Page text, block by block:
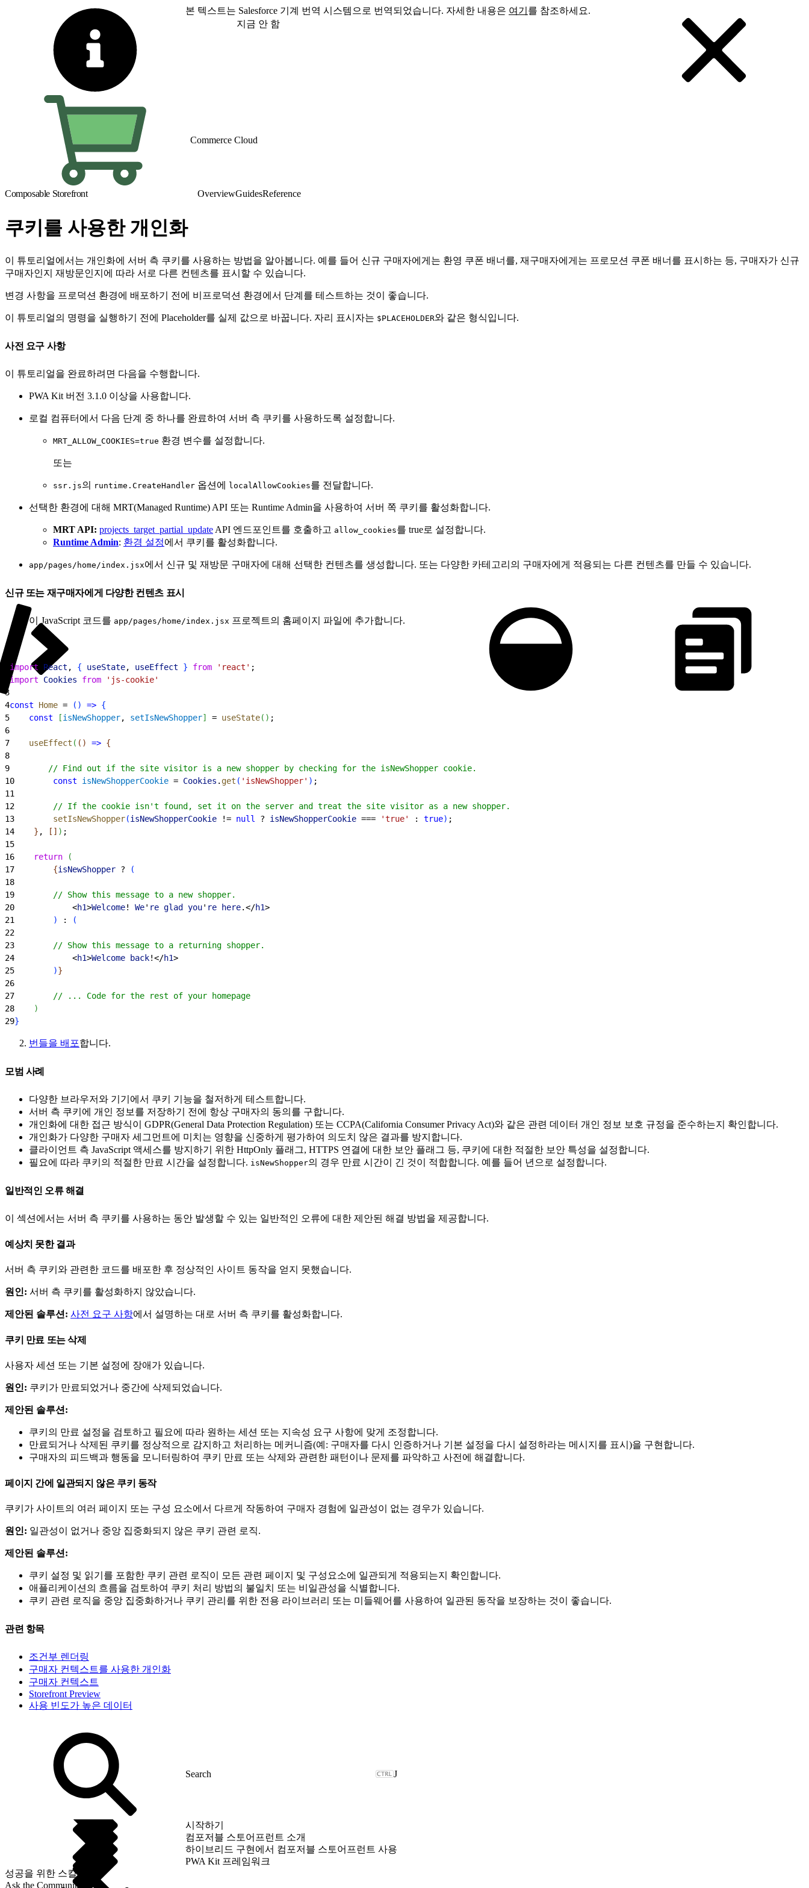
본 텍스트는 Salesforce 기계 번역 시스템으로 번역되었습니다. 자세한 내용은 여기 를 참조하세요.
지금 안 함
Commerce Cloud
Composable Storefront OverviewGuidesReference
쿠키를 사용한 개인화
이 튜토리얼에서는 개인화에 서버 측 쿠키를 사용하는 방법을 알아봅니다. 예를 들어 신규 구매자에게는 환영 쿠폰 배너를, 재구매자에게는 프로모션 쿠폰 배너를 표시하는 등, 구매자가 신규
구매자인지 재방문인지에 따라 서로 다른 컨텐츠를 표시할 수 있습니다.
변경 사항을 프로덕션 환경에 배포하기 전에 비프로덕션 환경에서 단계를 테스트하는 것이 좋습니다.
이 튜토리얼의 명령을 실행하기 전에 Placeholder를 실제 값으로 바꿉니다. 자리 표시자는 $PLACEHOLDER와 같은 형식입니다.
사전 요구 사항
이 튜토리얼을 완료하려면 다음을 수행합니다.
PWA Kit 버전 3.1.0 이상을 사용합니다.
로컬 컴퓨터에서 다음 단계 중 하나를 완료하여 서버 측 쿠키를 사용하도록 설정합니다.
MRT_ALLOW_COOKIES=true 환경 변수를 설정합니다.
또는
ssr.js의 runtime.CreateHandler 옵션에 localAllowCookies를 전달합니다.
선택한 환경에 대해 MRT(Managed Runtime) API 또는 Runtime Admin을 사용하여 서버 쪽 쿠키를 활성화합니다.
MRT API: projects_target_partial_update API 엔드포인트를 호출하고 allow_cookies를 true로 설정합니다.
Runtime Admin: 환경 설정에서 쿠키를 활성화합니다.
app/pages/home/index.jsx에서 신규 및 재방문 구매자에 대해 선택한 컨텐츠를 생성합니다. 또는 다양한 카테고리의 구매자에게 적용되는 다른 컨텐츠를 만들 수 있습니다.
신규 또는 재구매자에게 다양한 컨텐츠 표시
이 JavaScript 코드를 app/pages/home/index.jsx 프로젝트의 홈페이지 파일에 추가합니다.
import React , { useState, useEffect } from 'react' ;
import Cookies from 'js-cookie'
3
4const Home = ( ) => {
5
    const
[isNewShopper, setIsNewShopper] = useState( ) ;
6
7
    useEffect
( ( ) => {
8
9
        // Find out if the site visitor is a new shopper by checking for the isNewShopper cookie.
10
        const
isNewShopperCookie = Cookies . get ( 'isNewShopper' ) ;
11
12
        // If the cookie isn't found, set it on the server and treat the site visitor as a new shopper.
13
        setIsNewShopper
(isNewShopperCookie != null ? isNewShopperCookie === 'true' : true) ;
14
} , [ ] ) ;
15
16
    return
(
17
{isNewShopper ?
(
18
19
        // Show this message to a new shopper.
20
<h1>Welcome! We' re glad you' re here.</h1>
21
) :
(
22
23
        // Show this message to a returning shopper.
24
<h1>Welcome back!</h1>
25
)}
26
27
        // ... Code for the rest of your homepage
28
)
29}
번들을 배포합니다.
모범 사례
다양한 브라우저와 기기에서 쿠키 기능을 철저하게 테스트합니다.
서버 측 쿠키에 개인 정보를 저장하기 전에 항상 구매자의 동의를 구합니다.
개인화에 대한 접근 방식이 GDPR(General Data Protection Regulation) 또는 CCPA(California Consumer Privacy Act)와 같은 관련 데이터 개인 정보 보호 규정을 준수하는지 확인합니다.
개인화가 다양한 구매자 세그먼트에 미치는 영향을 신중하게 평가하여 의도치 않은 결과를 방지합니다.
클라이언트 측 JavaScript 액세스를 방지하기 위한 HttpOnly 플래그, HTTPS 연결에 대한 보안 플래그 등, 쿠키에 대한 적절한 보안 특성을 설정합니다.
필요에 따라 쿠키의 적절한 만료 시간을 설정합니다. isNewShopper의 경우 만료 시간이 긴 것이 적합합니다. 예를 들어 년으로 설정합니다.
일반적인 오류 해결
이 섹션에서는 서버 측 쿠키를 사용하는 동안 발생할 수 있는 일반적인 오류에 대한 제안된 해결 방법을 제공합니다.
예상치 못한 결과
서버 측 쿠키와 관련한 코드를 배포한 후 정상적인 사이트 동작을 얻지 못했습니다.
원인: 서버 측 쿠키를 활성화하지 않았습니다.
제안된 솔루션: 사전 요구 사항에서 설명하는 대로 서버 측 쿠키를 활성화합니다.
쿠키 만료 또는 삭제
사용자 세션 또는 기본 설정에 장애가 있습니다.
원인: 쿠키가 만료되었거나 중간에 삭제되었습니다.
제안된 솔루션:
쿠키의 만료 설정을 검토하고 필요에 따라 원하는 세션 또는 지속성 요구 사항에 맞게 조정합니다.
만료되거나 삭제된 쿠키를 정상적으로 감지하고 처리하는 메커니즘(예: 구매자를 다시 인증하거나 기본 설정을 다시 설정하라는 메시지를 표시)을 구현합니다.
구매자의 피드백과 행동을 모니터링하여 쿠키 만료 또는 삭제와 관련한 패턴이나 문제를 파악하고 사전에 해결합니다.
페이지 간에 일관되지 않은 쿠키 동작
쿠키가 사이트의 여러 페이지 또는 구성 요소에서 다르게 작동하여 구매자 경험에 일관성이 없는 경우가 있습니다.
원인: 일관성이 없거나 중앙 집중화되지 않은 쿠키 관련 로직.
제안된 솔루션:
쿠키 설정 및 읽기를 포함한 쿠키 관련 로직이 모든 관련 페이지 및 구성요소에 일관되게 적용되는지 확인합니다.
애플리케이션의 흐름을 검토하여 쿠키 처리 방법의 불일치 또는 비일관성을 식별합니다.
쿠키 관련 로직을 중앙 집중화하거나 쿠키 관리를 위한 전용 라이브러리 또는 미들웨어를 사용하여 일관된 동작을 보장하는 것이 좋습니다.
관련 항목
조건부 렌더링
구매자 컨텍스트를 사용한 개인화
구매자 컨텍스트
Storefront Preview
사용 빈도가 높은 데이터
J
시작하기
컴포저블 스토어프런트 소개
하이브리드 구현에서 컴포저블 스토어프런트 사용
PWA Kit 프레임워크
성공을 위한 스킬
Ask the Community